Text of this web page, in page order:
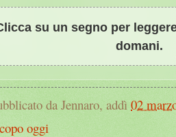
su un segno per
domani.
da Jennaro, addì 02
oggi